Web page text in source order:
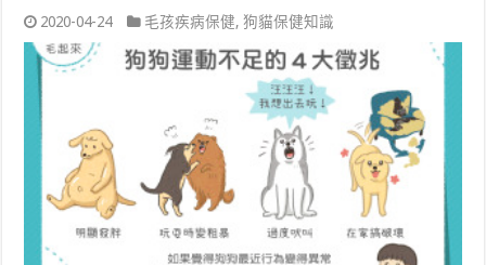
2020-04-24 毛孩疾病保健,狗貓保健知識